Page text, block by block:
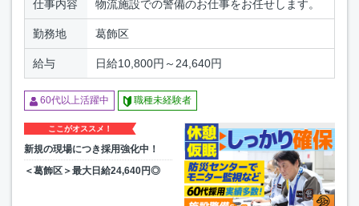
仕事内容 物流施設での警備のお仕事をお任せします。
勤務地 葛飾区
給与 日給10,800円～24,640円
60代以上活躍中 職種未経験者
ここがオススメ！
新規の現場につき採用強化中！
＜葛飾区＞最大日給24,640円◎